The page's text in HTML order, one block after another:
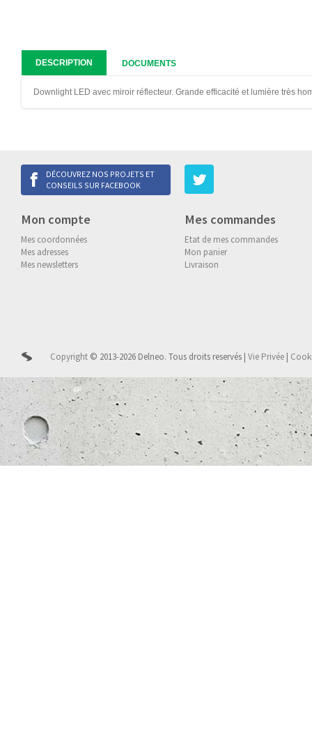
DESCRIPTION DOCUMENTS
Downlight LED avec miroir réflecteur. Grande efficacité et lumière très
DÉCOUVREZ NOS PROJETS ET
CONSEILS SUR FACEBOOK
Mon compte
Mes coordonnées
Mes adresses
Mes newsletters
Mes commandes
Etat de mes commandes
Mon panier
Livraison
Copyright © 2013-2026 Delneo. Tous droits reservés | Vie Privée |